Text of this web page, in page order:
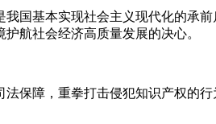
国基本实现社会主义现代化的承
航社会经济高质量发展的决心。
保障，重拳打击侵犯知识产权的